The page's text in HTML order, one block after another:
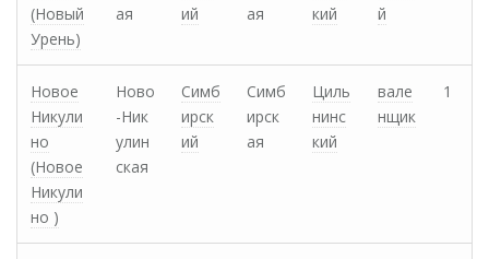
(Новый
Урень)
ая
ий
ая
кий
й
Новое
Никули
но
(Новое
Никули
но )
Ново
-Ник
улин
ская
Симб
ирск
ий
Симб
ирск
ая
Циль
нинс
кий
вале
нщик
1